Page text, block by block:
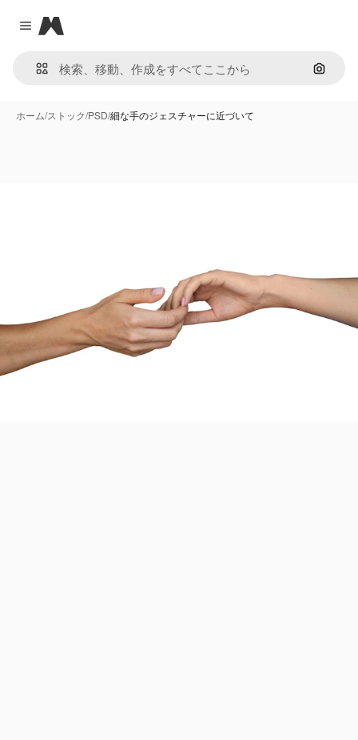
Close menu
Magnific
画像で
ホーム/ストック/PSD/細な手のジェスチャーに近づいて